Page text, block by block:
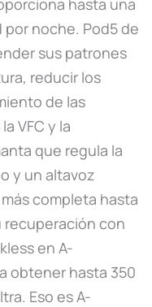
hasta una
por noche. Pod5 de
sus patrones
reducir los
de las
VFC y la
que regula la
y un altavoz
completa hasta
recuperación con
en A-
obtener hasta 350
Eso es A-